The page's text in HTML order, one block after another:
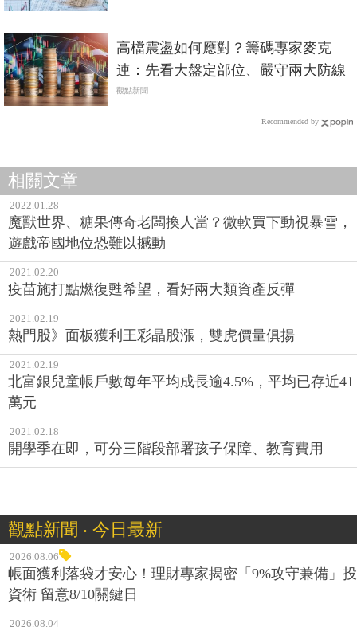
高檔震盪如何應對？籌碼專家麥克
連：先看大盤定部位、嚴守兩大防線
觀點新聞
Recommended by
相關文章
2022.01.28
魔獸世界、糖果傳奇老闆換人當？微軟買下動視暴雪，
遊戲帝國地位恐難以撼動
2021.02.20
疫苗施打點燃復甦希望，看好兩大類資產反彈
2021.02.19
熱門股》面板獲利王彩晶股漲，雙虎價量俱揚
2021.02.19
北富銀兒童帳戶數每年平均成長逾4.5%，平均已存近41
萬元
2021.02.18
開學季在即，可分三階段部署孩子保障、教育費用
觀點新聞 ‧ 今日最新
2026.08.06
帳面獲利落袋才安心！理財專家揭密「9%攻守兼備」投
資術 留意8/10關鍵日
2026.08.04